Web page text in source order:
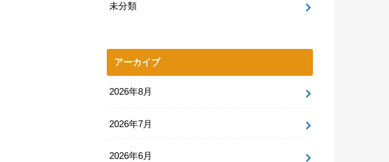
未分類
アーカイブ
2026年8月
2026年7月
2026年6月